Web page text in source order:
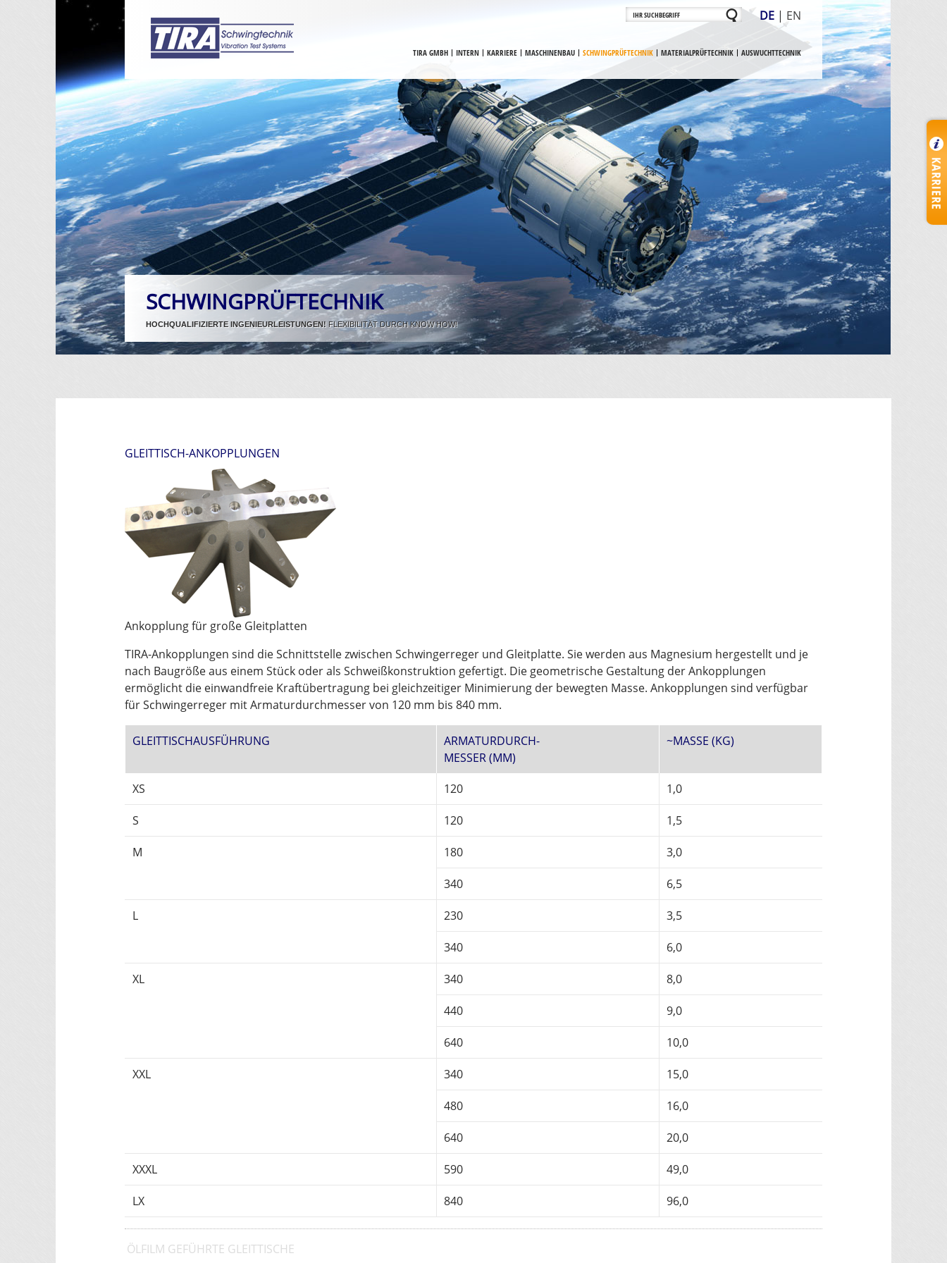
DE | EN
TIRA GMBH INTERN KARRIERE MASCHINENBAU SCHWINGPRÜFTECHNIK MATERIALPRÜFTECHNIK AUSWUCHTTECHNIK
SCHWINGPRÜFTECHNIK
HOCHQUALIFIZIERTE INGENIEURLEISTUNGEN! FLEXIBILITÄT DURCH KNOW HOW!
GLEITTISCH-ANKOPPLUNGEN
Ankopplung für große Gleitplatten
TIRA-Ankopplungen sind die Schnittstelle zwischen Schwingerreger und Gleitplatte. Sie werden aus Magnesium hergestellt und je
nach Baugröße aus einem Stück oder als Schweißkonstruktion gefertigt. Die geometrische Gestaltung der Ankopplungen
ermöglicht die einwandfreie Kraftübertragung bei gleichzeitiger Minimierung der bewegten Masse. Ankopplungen sind verfügbar
für Schwingerreger mit Armaturdurchmesser von 120 mm bis 840 mm.
GLEITTISCHAUSFÜHRUNG
ARMATURDURCH-
MESSER (MM)
~MASSE (KG)
XS 120 1,0
S 120 1,5
M 180 3,0
340 6,5
L 230 3,5
340 6,0
XL 340 8,0
440 9,0
640 10,0
XXL 340 15,0
480 16,0
640 20,0
XXXL 590 49,0
LX 840 96,0
ÖLFILM GEFÜHRTE GLEITTISCHE